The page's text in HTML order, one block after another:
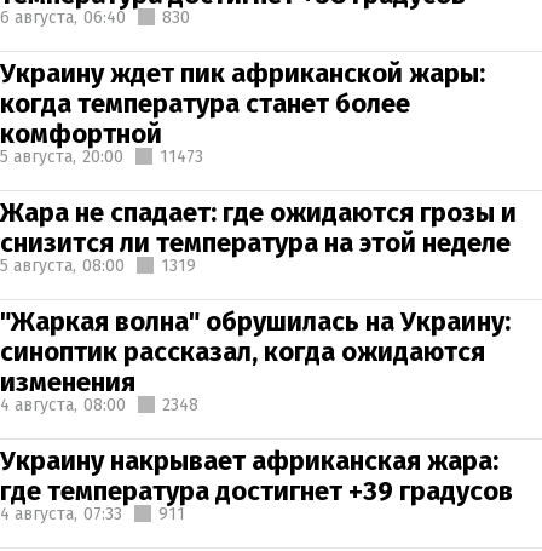
6 августа, 06:40 830
Украину ждет пик африканской жары:
когда температура станет более
комфортной
5 августа, 20:00 11473
Жара не спадает: где ожидаются грозы и
снизится ли температура на этой неделе
5 августа, 08:00 1319
"Жаркая волна" обрушилась на Украину:
синоптик рассказал, когда ожидаются
изменения
4 августа, 08:00 2348
Украину накрывает африканская жара:
где температура достигнет +39 градусов
4 августа, 07:33 911